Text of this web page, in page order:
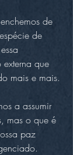
de
de
que
mais e mais.
a assumir
mas o que é
paz